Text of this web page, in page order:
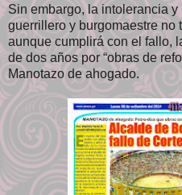
Sin embargo, la intolerancia
guerrillero y burgomaestre no
aunque cumplirá con el fallo,
de dos años por “obras de
Manotazo de ahogado.